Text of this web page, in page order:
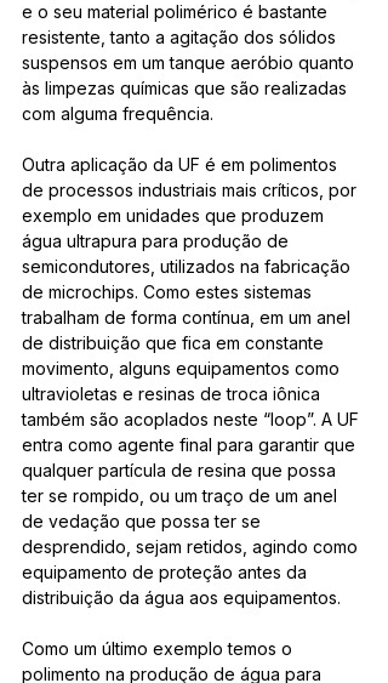
e o seu material polimérico é bastante
resistente, tanto a agitação dos sólidos
suspensos em um tanque aeróbio quanto
às limpezas químicas que são realizadas
com alguma frequência.
Outra aplicação da UF é em polimentos
de processos industriais mais críticos, por
exemplo em unidades que produzem
água ultrapura para produção de
semicondutores, utilizados na fabricação
de microchips. Como estes sistemas
trabalham de forma contínua, em um anel
de distribuição que fica em constante
movimento, alguns equipamentos como
ultravioletas e resinas de troca iônica
também são acoplados neste “loop”. A UF
entra como agente final para garantir que
qualquer partícula de resina que possa
ter se rompido, ou um traço de um anel
de vedação que possa ter se
desprendido, sejam retidos, agindo como
equipamento de proteção antes da
distribuição da água aos equipamentos.
Como um último exemplo temos o
polimento na produção de água para